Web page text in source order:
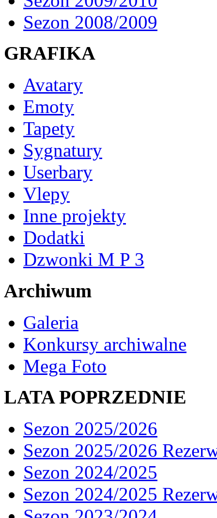
Sezon 2008/2009
GRAFIKA
Avatary
Emoty
Tapety
Sygnatury
Userbary
Vlepy
Inne projekty
Dodatki
Dzwonki M P 3
Archiwum
Galeria
Konkursy archiwalne
Mega Foto
LATA POPRZEDNIE
Sezon 2025/2026
Sezon 2025/2026
Sezon 2024/2025
Sezon 2024/2025